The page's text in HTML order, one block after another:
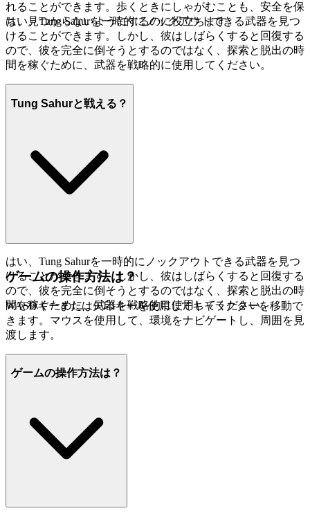
れることができます。歩くときにしゃがむことも、安全を保
ち、見つからないようにするのに役立ちます。
はい、Tung Sahurを一時的にノックアウトできる武器を見つ
けることができます。しかし、彼はしばらくすると回復する
ので、彼を完全に倒そうとするのではなく、探索と脱出の時
間を稼ぐために、武器を戦略的に使用してください。
Tung Sahurと戦える？
はい、Tung Sahurを一時的にノックアウトできる武器を見つ
けることができます。しかし、彼はしばらくすると回復する
ので、彼を完全に倒そうとするのではなく、探索と脱出の時
間を稼ぐために、武器を戦略的に使用してください。
ゲームの操作方法は？
WASDキーまたは矢印キーを使用してキャラクターを移動で
きます。マウスを使用して、環境をナビゲートし、周囲を見
渡します。
ゲームの操作方法は？